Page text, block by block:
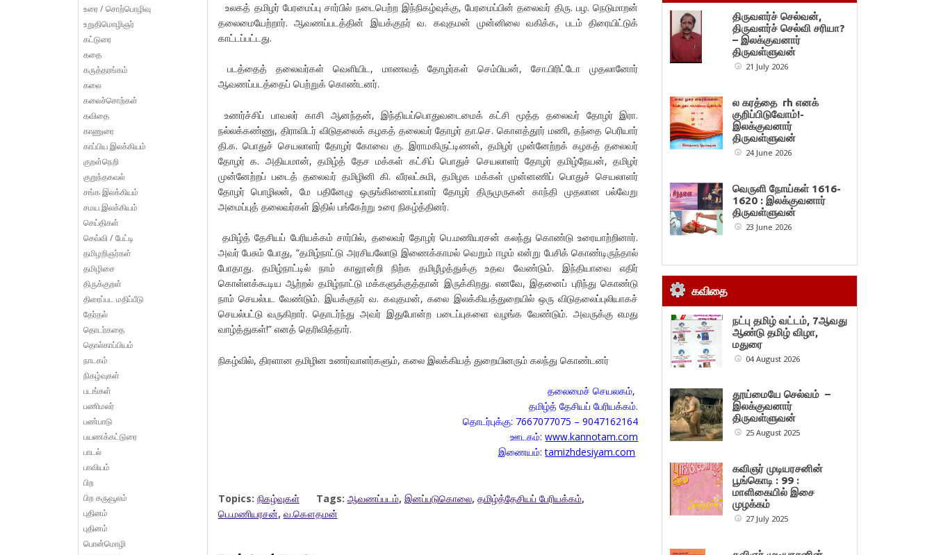
உலகத் தமிழர் பேரமைப்பு சார்பில் நடைபெற்ற இந்நிகழ்வுக்கு, பேரமைப்பின் தலைவர் திரு. பழ. நெடுமாறன்
தலைமையேற்றார். ஆவணப்படத்தின் இயக்குநர் வ. கவுதமன் முன்னிலை வகிக்க, படம் திரையிட்டுக்
காட்டப்பட்டது.
படத்தைத் தலைவர்கள் வெளியிட, மாணவத் தோழர்கள் செம்பியன், சோ.பிரிட்டோ முதலானோர்
ஆவணப்படத்தைப் பெற்றுக் கொண்டனர்.
உணர்ச்சிப் பாவலர் காசி ஆனந்தன், இந்தியப்பொதுவடைமைக் கட்சி மூத்த தலைவர் தோழர் இரா.
நல்லக்கண்ணு, திராவிடர் விடுதலைக் கழகத் தலைவர் தோழர் தா.செ. கொளத்தூர் மணி, தந்தை பெரியார்
தி.க. பொதுச் செயலாளர் தோழர் கோவை கு. இராமகிருட்டிணன், தமிழர் முன்னேற்றக் கழகத் தலைவர்
தோழர் க. அதியமான், தமிழ்த் தேச மக்கள் கட்சிப் பொதுச் செயலாளர் தோழர் தமிழ்நேயன், தமிழர்
முன்னேற்றப் படைத் தலைவர் தமிழினி கி. வீரலட்சுமி, தமிழக மக்கள் முன்னணிப் பொதுச் செயலாளர்
தோழர் பொழிலன், மே பதினேழு ஒருங்கிணைப்பாளர் தோழர் திருமுருகன் காந்தி முதலான பல்வேறு
அமைப்புத் தலைவர்கள் இதில் பங்கேற்று உரை நிகழ்த்தினர்.
தமிழ்த் தேசியப் பேரியக்கம் சார்பில், தலைவர் தோழர் பெ.மணியரசன் கலந்து கொண்டு உரையாற்றினார்.
அவர் பேசும் போது, “தமிழ்நாட்டு அரசியலோடு இணைக்காமல் வெறும் ஈழம் என்று பேசிக் கொண்டிருந்தால்
போதாது. தமிழ்நாட்டில் நாம் காலூன்றி நிற்க தமிழீழத்துக்கு உதவ வேண்டும். இந்தியாவை எதிர்
கொள்ளக்கூடிய ஆற்றல் தமிழ்நாட்டு மக்களுக்குத்தான் இருக்கிறது. எனவே, இதனைப் புரிந்து கொண்டு
நாம் செயல்பட வேண்டும். இயக்குநர் வ. கவுதமன், கலை இலக்கியத்துறையில் ஒரு விடுதலைப்புலியாகச்
செயல்பட்டு வருகிறார். தொடர்ந்து அவர் இதுபோன்ற படைப்புகளை வழங்க வேண்டும். அவருக்கு எமது
வாழ்த்துகள்!” எனத் தெரிவித்தார்.
நிகழ்வில், திரளான தமிழின உணர்வாளர்களும், கலை இலக்கியத் துறையினரும் கலந்து கொண்டனர்
தலைமைச் செயலகம்,
தமிழ்த் தேசியப் பேரியக்கம்.
தொடர்புக்கு: 7667077075 – 9047162164
ஊடகம்:www.kannotam.com
இணையம்:tamizhdesiyam.com
Topics: நிகழ்வுகள் Tags: ஆவணப்படம், இனப்படுகொலை, தமிழ்த்தேசியப் பேரியக்கம்,
பெ.மணியரசன், வ.கௌதமன்
உரை / சொற்பொழிவு
உறுதிமொழிஞர்
கட்டுரை
கதை
கருத்தரங்கம்
கலை
கலைச்சொற்கள்
கவிதை
காணுரை
காப்பிய இலக்கியம்
குறள்நெறி
குறுந்தகவல்
சங்க இலக்கியம்
சமய இலக்கியம்
செய்திகள்
செவ்வி / பேட்டி
தமிழறிஞர்கள்
தமிழிசை
திருக்குறள்
திரைப்பட மதிப்பீடு
தேர்தல்
தொடர்கதை
தொல்காப்பியம்
நாடகம்
நிகழ்வுகள்
படங்கள்
பணிமலர்
பண்பாடு
பயணக்கட்டுரை
பாடல்
பாவியம்
பிற
பிற கருவூலம்
புதினம்
புதினம்
பொன்மொழி
திருவளர்ச் செல்வன்,
திருவளர்ச் செல்வி சரியா?
– இலக்குவனார்
திருவள்ளுவன்
21 July 2026
ல கரத்தை rh எனக்
குறிப்பிடுவோம்!-
இலக்குவனார்
திருவள்ளுவன்
24 June 2026
வெருளி நோய்கள் 1616-
1620 : இலக்குவனார்
திருவள்ளுவன்
23 June 2026
கவிதை
நட்பு தமிழ் வட்டம், 7ஆவது
ஆண்டு தமிழ் விழா,
மதுரை
04 August 2026
தூய்மையே செல்வம் –
இலக்குவனார்
திருவள்ளுவன்
25 August 2025
கவிஞர் முடியரசனின்
பூங்கொடி : 99 :
மாளிகையில் இசை
முழக்கம்
27 July 2025